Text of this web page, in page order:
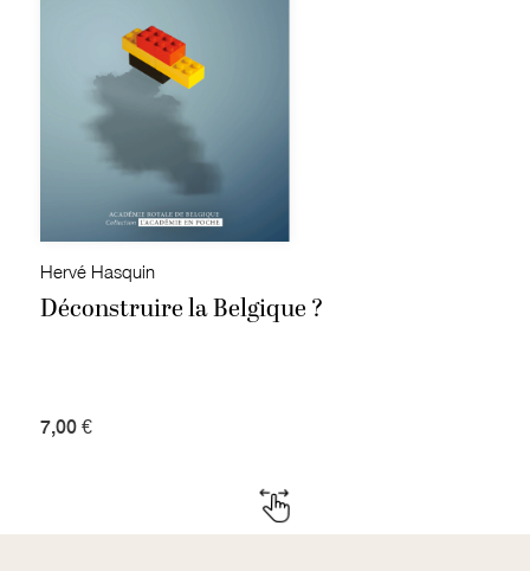
Hervé Hasquin
Déconstruire la Belgique ?
7,00 €